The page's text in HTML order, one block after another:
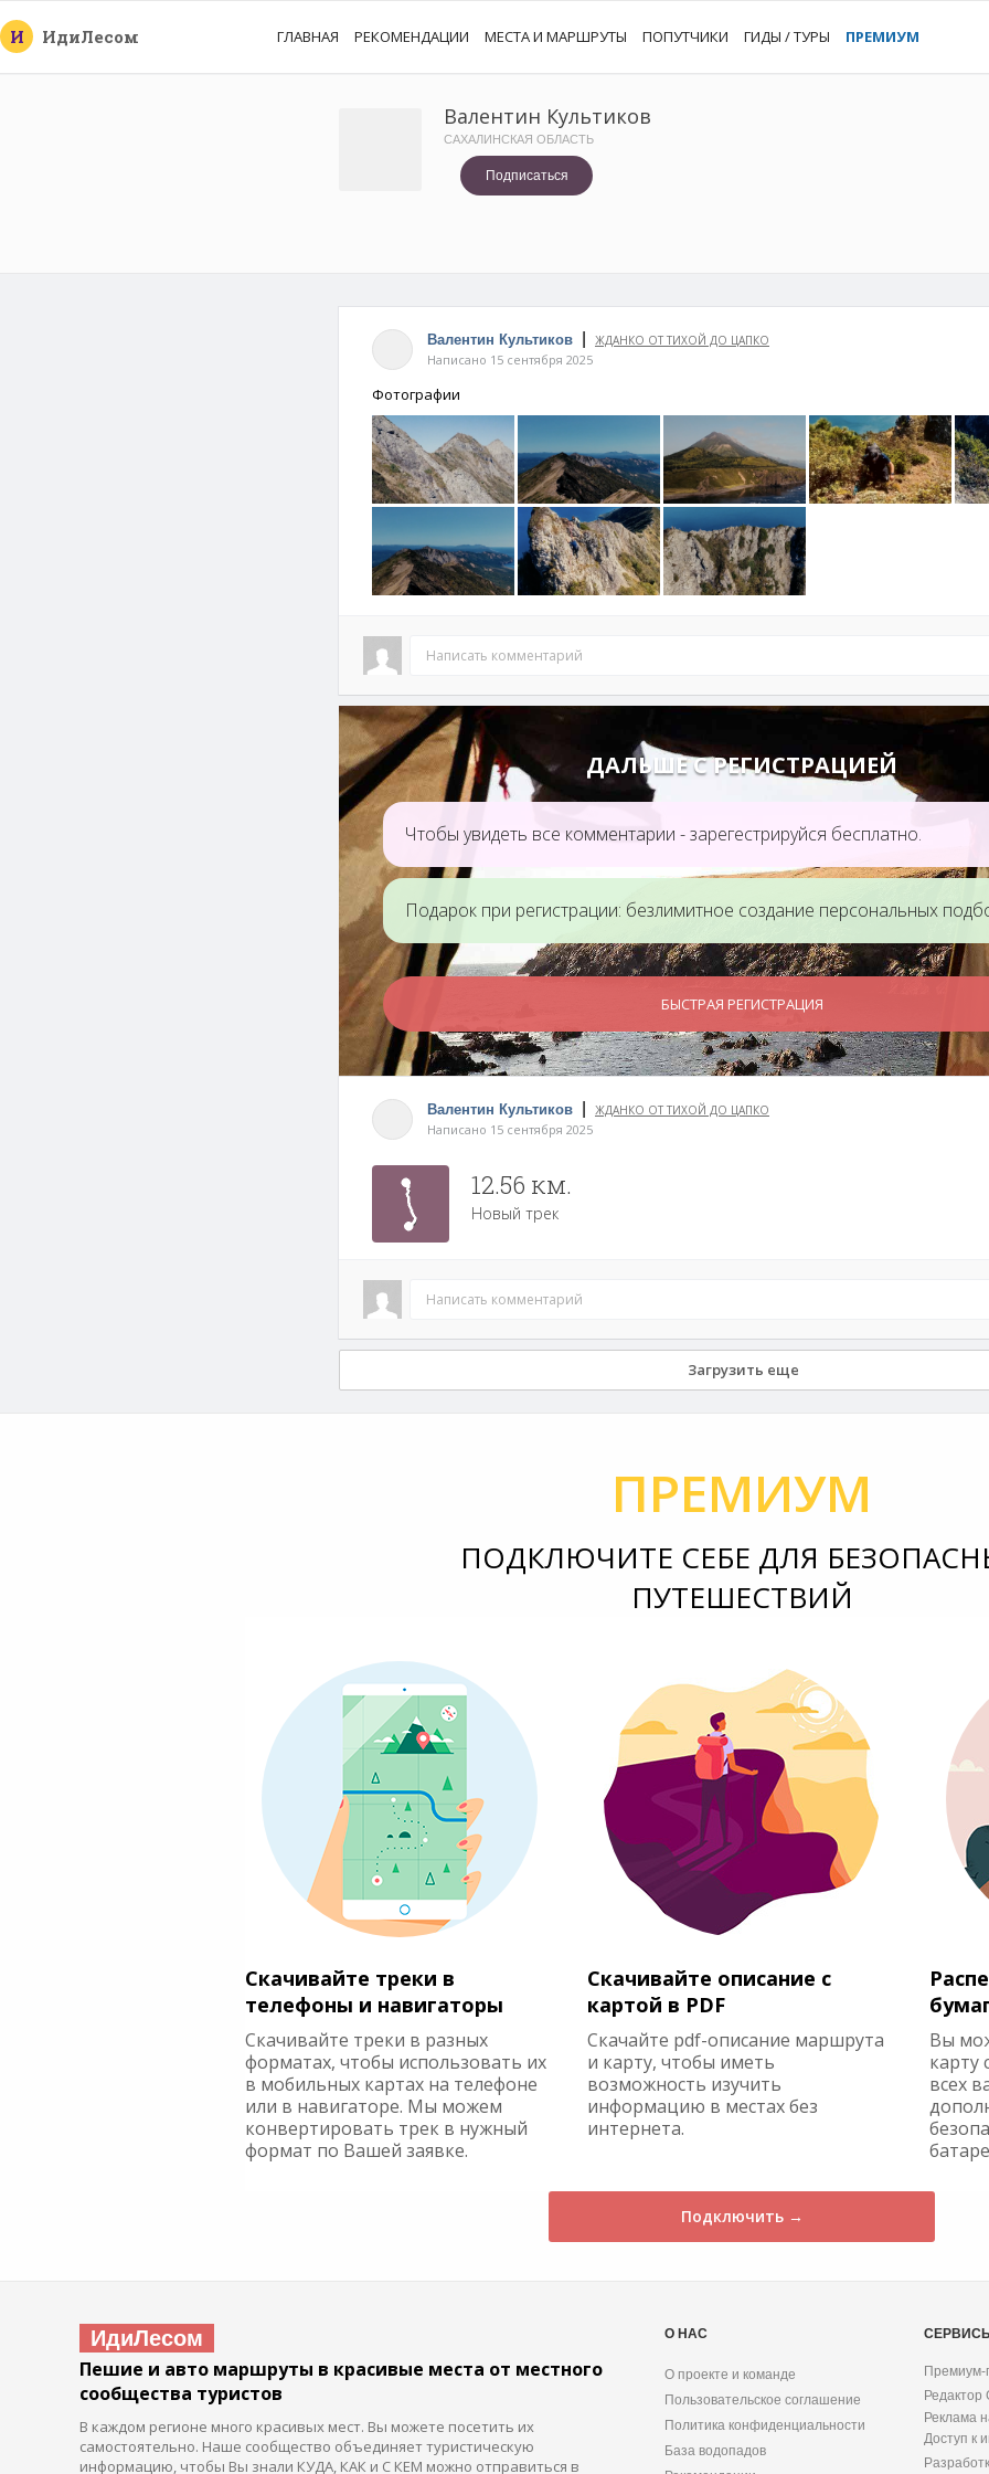
И ИдиЛесом ГЛАВНАЯ РЕКОМЕНДАЦИИ МЕСТА И МАРШРУТЫ ПОПУТЧИКИ ГИДЫ / ТУРЫ ПРЕМИУМ
Валентин Культиков
САХАЛИНСКАЯ ОБЛАСТЬ
Подписаться
Валентин Культиков ЖДАНКО ОТ ТИХОЙ ДО ЦАПКО
Написано 15 сентября 2025
Фотографии
Написать комментарий
ДАЛЬШЕ С РЕГИСТРАЦИЕЙ
Чтобы увидеть все комментарии - зарегестрируйся бесплатно.
Подарок при регистрации: безлимитное создание персональных
БЫСТРАЯ РЕГИСТРАЦИЯ
Валентин Культиков ЖДАНКО ОТ ТИХОЙ ДО ЦАПКО
Написано 15 сентября 2025
12.56 км.
Новый трек
Написать комментарий
Загрузить еще
ПРЕМИУМ
ПОДКЛЮЧИТЕ СЕБЕ ДЛЯ
ПУТЕШЕСТВИЙ
Скачивайте треки в
телефоны и навигаторы
Скачивайте треки в разных
форматах, чтобы использовать их
в мобильных картах на телефоне
или в навигаторе. Мы можем
конвертировать трек в нужный
формат по Вашей заявке.
Скачивайте описание с
картой в PDF
Скачайте pdf-описание маршрута
и карту, чтобы иметь
возможность изучить
информацию в местах без
интернета.
Вы
карту
всех
Подключить →
ИдиЛесом
Пешие и авто маршруты в красивые места от местного
сообщества туристов
В каждом регионе много красивых мест. Вы можете посетить их
самостоятельно. Наше сообщество объединяет туристическую
информацию, чтобы Вы знали КУДА, КАК и С КЕМ можно отправиться в
О НАС
О проекте и команде
Пользовательское соглашение
Политика конфиденциальности
База водопадов
Премиум-
Редактор
Реклама
Доступ к